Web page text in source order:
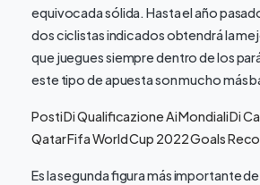
equivocada sólida. Hasta el año
dos ciclistas indicados obtendrá la
que juegues siempre dentro de los
este tipo de apuesta son mucho más
Posti Di Qualificazione Ai Mondiali Di
Qatar Fifa World Cup 2022 Goals
Es la segunda figura más importante